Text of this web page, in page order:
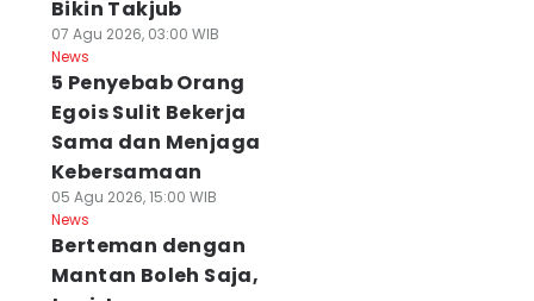
Bikin Takjub
07 Agu 2026, 03:00 WIB
News
5 Penyebab Orang
Egois Sulit Bekerja
Sama dan Menjaga
Kebersamaan
05 Agu 2026, 15:00 WIB
News
Berteman dengan
Mantan Boleh Saja,